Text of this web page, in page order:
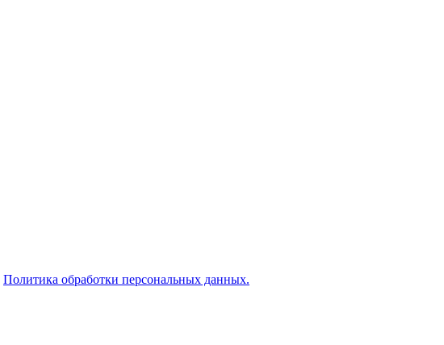
Политика обработки персональных данных.